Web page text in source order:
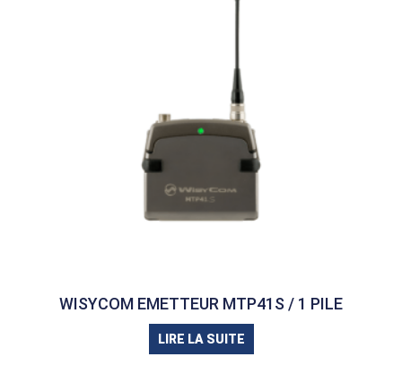
WISYCOM EMETTEUR MTP41S / 1 PILE
LIRE LA SUITE